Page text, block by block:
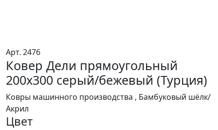
Арт. 2476
Ковер Дели прямоугольный
200x300 серый/бежевый (Турция)
Ковры машинного производства , Бамбуковый шёлк/
Акрил
Цвет